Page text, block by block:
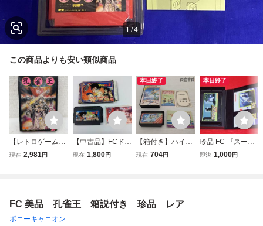
1/4
この商品よりも安い類似商品
【レトロゲーム】
【FC】孔雀王 箱
現在 2,981円
【中古品】FCドラ
ゴンボールZ 強
現在 1,800円
本日終了
【箱付き】ハイド
ライド3 ファミコ
現在 704円
本日終了
珍品 FC 『スーパ
ーゼビウス 黒カセ
即決 1,000円
FC 美品 孔雀王 箱説付き 珍品 レア
ポニーキャニオン